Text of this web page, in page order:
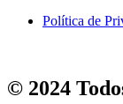
Política de
© 2024